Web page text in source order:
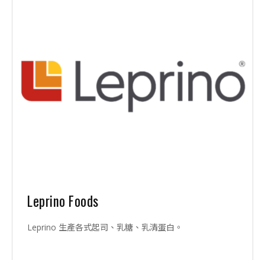
Leprino Foods
Leprino 生產各式起司、乳糖、乳清蛋白。